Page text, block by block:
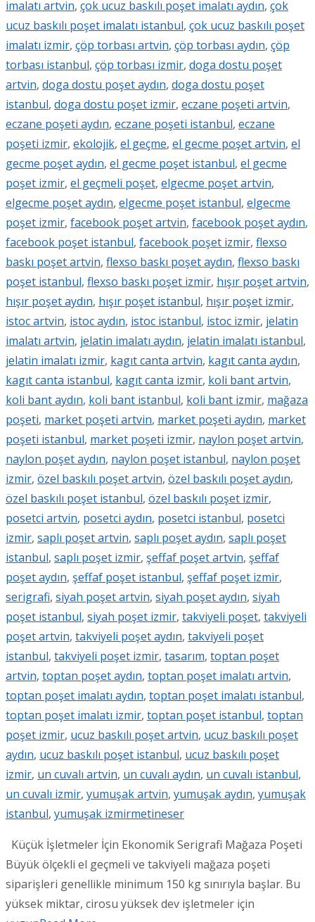
imalatı artvin, çok ucuz baskılı poşet imalatı aydın, çok
ucuz baskılı poşet imalatı istanbul, çok ucuz baskılı poşet
imalatı izmir, çöp torbası artvin, çöp torbası aydın, çöp
torbası istanbul, çöp torbası izmir, doga dostu poşet
artvin, doga dostu poşet aydın, doga dostu poşet
istanbul, doga dostu poşet izmir, eczane poşeti artvin,
eczane poşeti aydın, eczane poşeti istanbul, eczane
poşeti izmir, ekolojik, el geçme, el gecme poşet artvin, el
gecme poşet aydın, el gecme poşet istanbul, el gecme
poşet izmir, el geçmeli poşet, elgecme poşet artvin,
elgecme poşet aydın, elgecme poşet istanbul, elgecme
poşet izmir, facebook poşet artvin, facebook poşet aydın,
facebook poşet istanbul, facebook poşet izmir, flexso
baskı poşet artvin, flexso baskı poşet aydın, flexso baskı
poşet istanbul, flexso baskı poşet izmir, hışır poşet artvin,
hışır poşet aydın, hışır poşet istanbul, hışır poşet izmir,
istoc artvin, istoc aydın, istoc istanbul, istoc izmir, jelatin
imalatı artvin, jelatin imalatı aydın, jelatin imalatı istanbul,
jelatin imalatı izmir, kagıt canta artvin, kagıt canta aydın,
kagıt canta istanbul, kagıt canta izmir, koli bant artvin,
koli bant aydın, koli bant istanbul, koli bant izmir, mağaza
poşeti, market poşeti artvin, market poşeti aydın, market
poşeti istanbul, market poşeti izmir, naylon poşet artvin,
naylon poşet aydın, naylon poşet istanbul, naylon poşet
izmir, özel baskılı poşet artvin, özel baskılı poşet aydın,
özel baskılı poşet istanbul, özel baskılı poşet izmir,
posetci artvin, posetci aydın, posetci istanbul, posetci
izmir, saplı poşet artvin, saplı poşet aydın, saplı poşet
istanbul, saplı poşet izmir, şeffaf poşet artvin, şeffaf
poşet aydın, şeffaf poşet istanbul, şeffaf poşet izmir,
serigrafi, siyah poşet artvin, siyah poşet aydın, siyah
poşet istanbul, siyah poşet izmir, takviyeli poşet, takviyeli
poşet artvin, takviyeli poşet aydın, takviyeli poşet
istanbul, takviyeli poşet izmir, tasarım, toptan poşet
artvin, toptan poşet aydın, toptan poşet imalatı artvin,
toptan poşet imalatı aydın, toptan poşet imalatı istanbul,
toptan poşet imalatı izmir, toptan poşet istanbul, toptan
poşet izmir, ucuz baskılı poşet artvin, ucuz baskılı poşet
aydın, ucuz baskılı poşet istanbul, ucuz baskılı poşet
izmir, un cuvalı artvin, un cuvalı aydın, un cuvalı istanbul,
un cuvalı izmir, yumuşak artvin, yumuşak aydın, yumuşak
istanbul, yumuşak izmirmetineser
Küçük İşletmeler İçin Ekonomik Serigrafi Mağaza Poşeti
Büyük ölçekli el geçmeli ve takviyeli mağaza poşeti
siparişleri genellikle minimum 150 kg sınırıyla başlar. Bu
yüksek miktar, cirosu yüksek dev işletmeler için